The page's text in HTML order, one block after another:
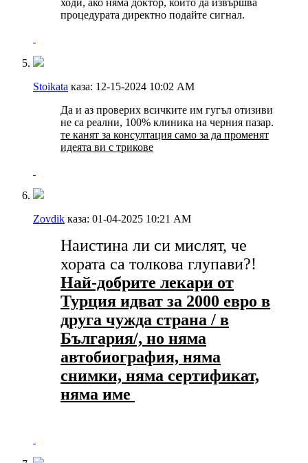
процедурата директно подайте сигнал.
Stoikata каза: 12-15-2024 10:02 AM
Да и аз проверих всичките им гугъл отизиви
не са реални, 100% клиника на черния пазар.
те канят за консултация само за да променят
идеята ви с трикове
Zovdik каза: 01-04-2025 10:21 AM
Наистина ли си мислят, че
хората са толкова глупави?!
Най-добрите лекари от
Турция идват за 2000 евро в
друга чужда страна / в
България/, но няма
автобиография, няма
снимки, няма сертификат,
няма име